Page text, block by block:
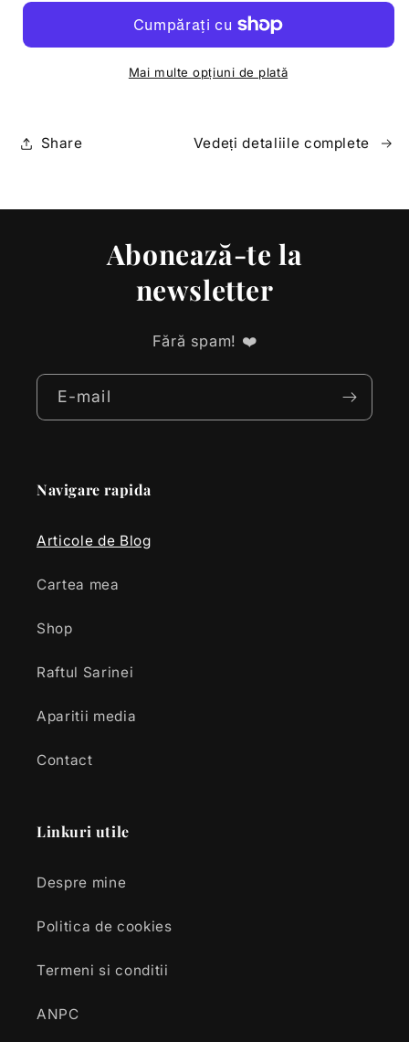
extaz
la
extaz
Mai multe opțiuni de plată
Share Vedeți detaliile complete
Abonează-te la
newsletter
Fără spam! ❤️
E-mail
Navigare rapida
Articole de Blog
Cartea mea
Shop
Raftul Sarinei
Aparitii media
Contact
Linkuri utile
Despre mine
Politica de cookies
Termeni si conditii
ANPC